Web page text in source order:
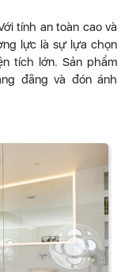
tính an toàn cao và
lực là sự lựa chọn
tích lớn. Sản phẩm
đãng và đón ánh